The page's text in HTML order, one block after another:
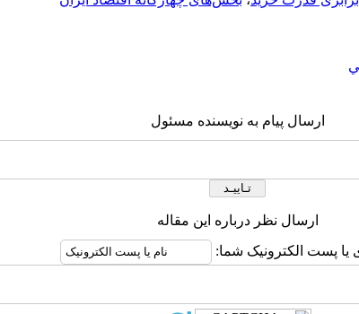
ارسال پیام به نویسنده مسئول
ارسال نظر درباره این مقاله
یا پست الکترونیک شما: